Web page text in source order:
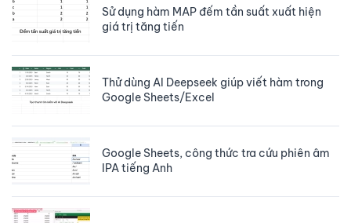
Sử dụng hàm MAP đếm tần suất xuất hiện
giá trị tăng tiến
Thử dùng AI Deepseek giúp viết hàm trong
Google Sheets/Excel
Google Sheets, công thức tra cứu phiên âm
IPA tiếng Anh